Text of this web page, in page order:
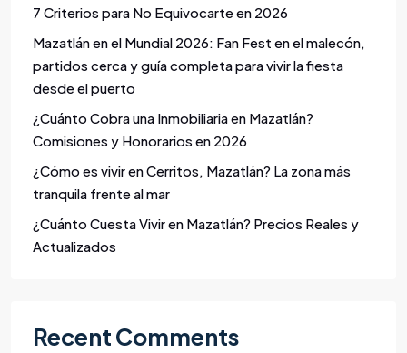
7 Criterios para No Equivocarte en 2026
Mazatlán en el Mundial 2026: Fan Fest en el malecón,
partidos cerca y guía completa para vivir la fiesta
desde el puerto
¿Cuánto Cobra una Inmobiliaria en Mazatlán?
Comisiones y Honorarios en 2026
¿Cómo es vivir en Cerritos, Mazatlán? La zona más
tranquila frente al mar
¿Cuánto Cuesta Vivir en Mazatlán? Precios Reales y
Actualizados
Recent Comments